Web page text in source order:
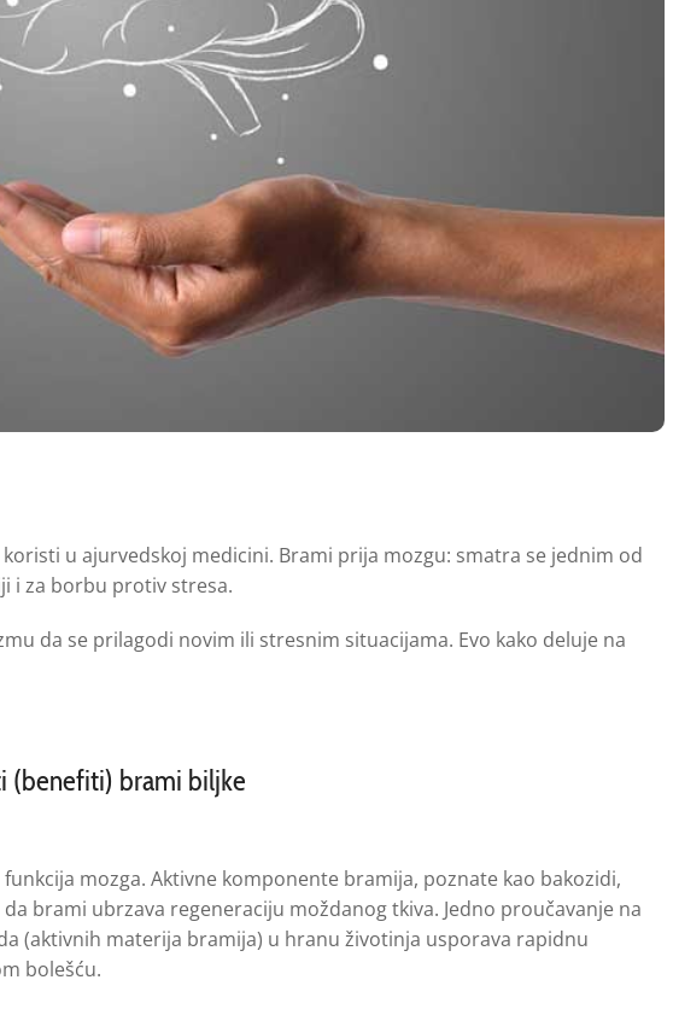
u ajurvedskoj medicini. Brami prija mozgu: smatra se jednim od
i za borbu protiv stresa.
da se prilagodi novim ili stresnim situacijama. Evo kako deluje na
(benefiti) brami biljke
mozga. Aktivne komponente bramija, poznate kao bakozidi,
brami ubrzava regeneraciju moždanog tkiva. Jedno proučavanje na
(aktivnih materija bramija) u hranu životinja usporava rapidnu
bolešću.